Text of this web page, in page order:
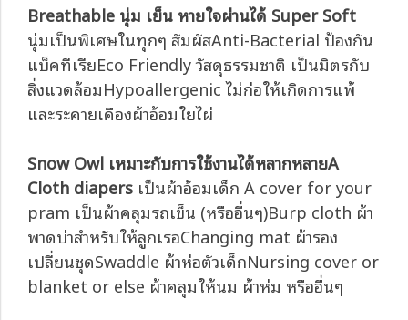
Breathable นุ่ม เย็น หายใจผ่านได้ Super Soft
นุ่มเป็นพิเศษในทุกๆ สัมผัสAnti-Bacterial ป้องกัน
แบ็คทีเรียEco Friendly วัสดุธรรมชาติ เป็นมิตรกับ
สิ่งแวดล้อมHypoallergenic ไม่ก่อให้เกิดการแพ้
และระคายเคืองผ้าอ้อมใยไผ่
Snow Owl เหมาะกับการใช้งานได้หลากหลายA
Cloth diapers เป็นผ้าอ้อมเด็ก A cover for your
pram เป็นผ้าคลุมรถเข็น (หรืออื่นๆ)Burp cloth ผ้า
พาดบ่าสำหรับให้ลูกเรอChanging mat ผ้ารอง
เปลี่ยนชุดSwaddle ผ้าห่อตัวเด็กNursing cover or
blanket or else ผ้าคลุมให้นม ผ้าห่ม หรืออื่นๆ